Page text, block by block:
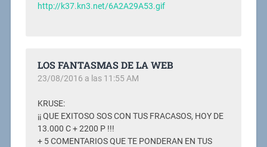
http://k37.kn3.net/6A2A29A53.gif
LOS FANTASMAS DE LA WEB
23/08/2016 a las 11:55 AM
KRUSE:
¡¡ QUE EXITOSO SOS CON TUS FRACASOS, HOY DE
13.000 C + 2200 P !!!
+ 5 COMENTARIOS QUE TE PONDERAN EN TUS